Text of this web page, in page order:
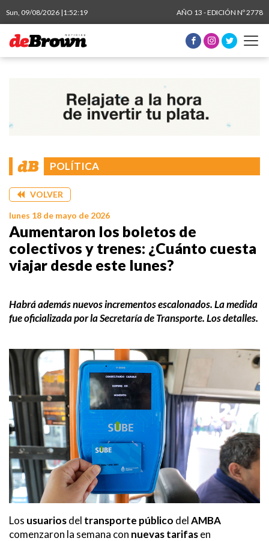
Sun, 09/08/2026 |1:52:20 AÑO 13 - EDICIÓN Nº 2778
POLÍTICA
VOLVER
lunes 18 de mayo de 2026
Aumentaron los boletos de
colectivos y trenes: ¿Cuánto cuesta
viajar desde este lunes?
Habrá además nuevos incrementos escalonados. La medida
fue oficializada por la Secretaría de Transporte. Los detalles.
Los usuariosdel transporte público delAMBA
comenzaron la semana con nuevas tarifasen